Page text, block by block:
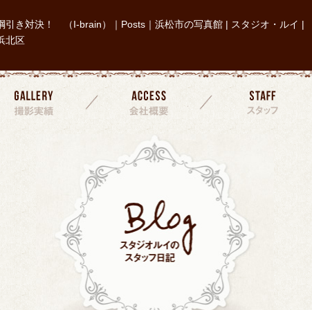
引き対決！ （I-brain）｜Posts｜浜松市の写真館 | スタジオ・ルイ |
北区
撮影実績 会社概要